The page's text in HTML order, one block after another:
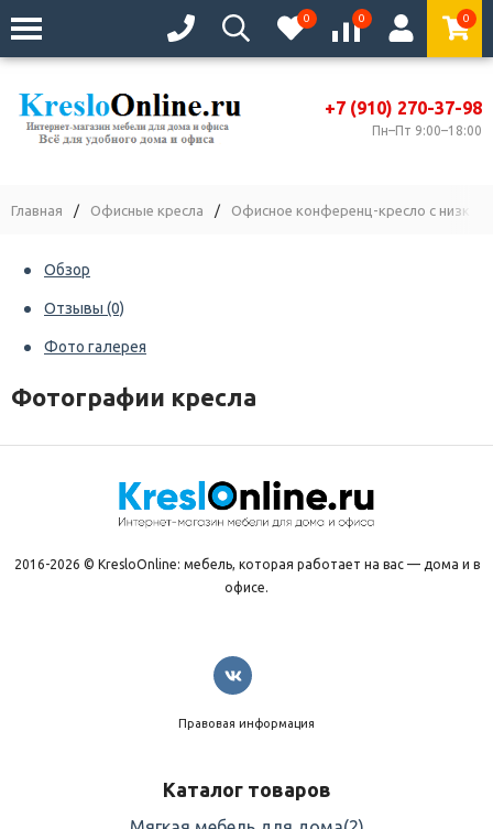
0 0 0
+7 (910) 270-37-98
Пн–Пт 9:00–18:00
Главная / Офисные кресла / Офисное конференц-кресло с низкой
Обзор
Отзывы (0)
Фото галерея
Фотографии кресла
2016-2026 © KresloOnline: мебель, которая работает на вас — дома и в
офисе.
Правовая информация
Каталог товаров